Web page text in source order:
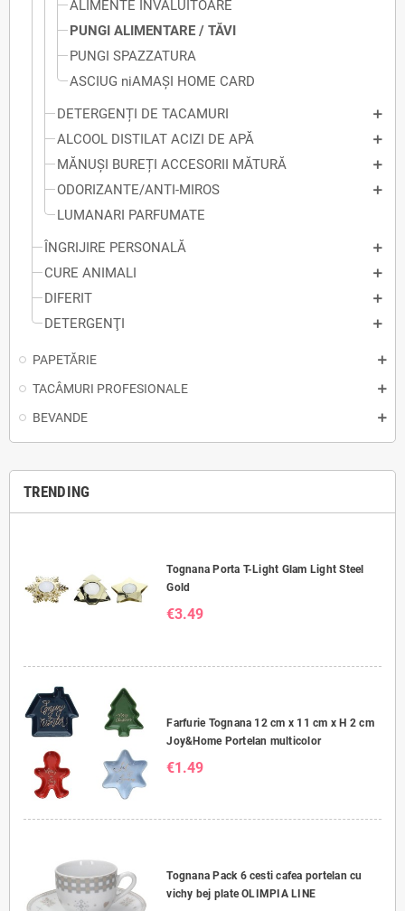
ALIMENTE ÎNVĂLUITOARE
PUNGI ALIMENTARE / TĂVI
PUNGI SPAZZATURA
ASCIUG niAMAȘI HOME CARD
DETERGENȚI DE TACAMURI
ALCOOL DISTILAT ACIZI DE APĂ
MĂNUȘI BUREȚI ACCESORII MĂTURĂ
ODORIZANTE/ANTI-MIROS
LUMANARI PARFUMATE
ÎNGRIJIRE PERSONALĂ
CURE ANIMALI
DIFERIT
DETERGENŢI
PAPETĂRIE
TACÂMURI PROFESIONALE
BEVANDE
TRENDING
Tognana Porta T-Light Glam Light Steel
Gold
€3.49
Farfurie Tognana 12 cm x 11 cm x H 2 cm
Joy&Home Portelan multicolor
€1.49
Tognana Pack 6 cesti cafea portelan cu
vichy bej plate OLIMPIA LINE